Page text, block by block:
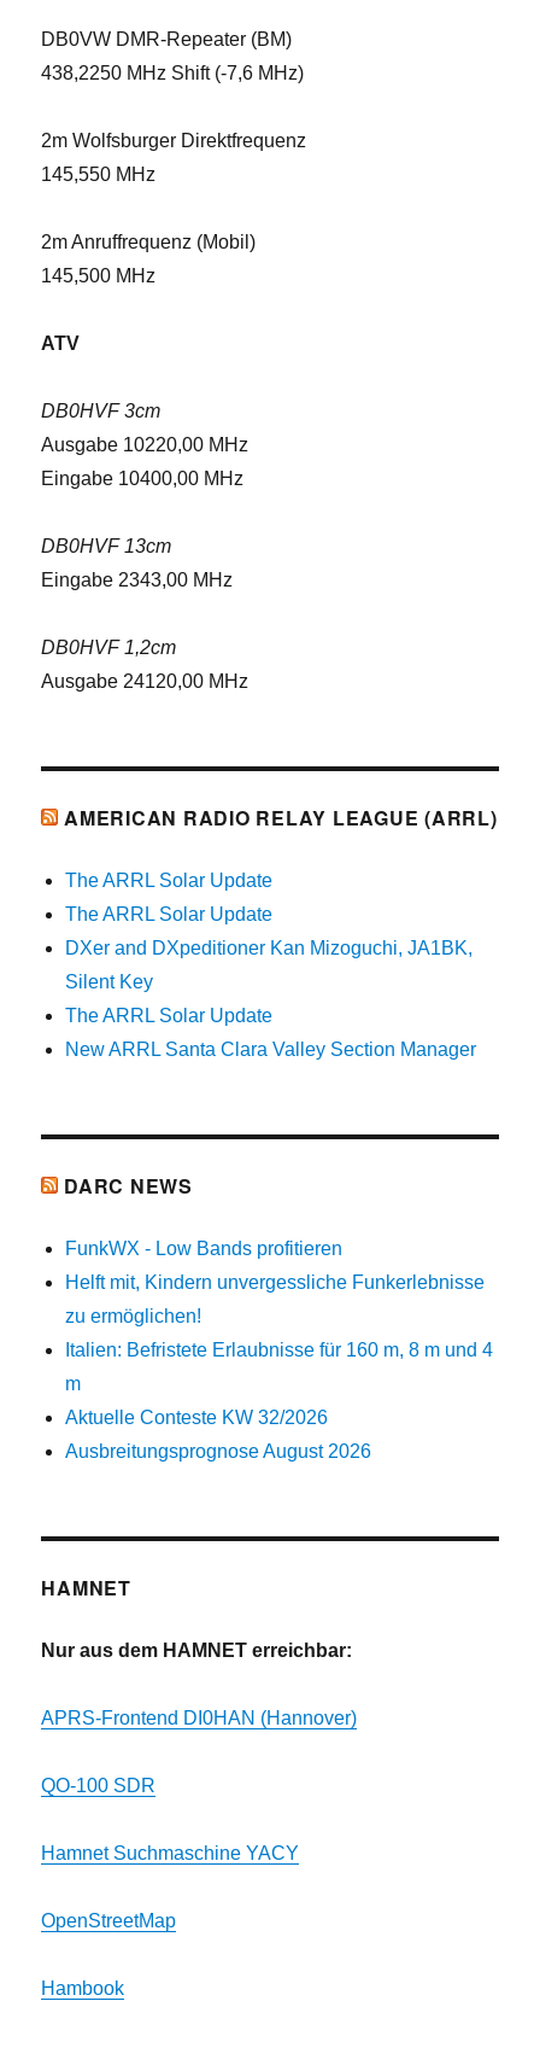
DB0VW DMR-Repeater (BM)
438,2250 MHz Shift (-7,6 MHz)
2m Wolfsburger Direktfrequenz
145,550 MHz
2m Anruffrequenz (Mobil)
145,500 MHz
ATV
DB0HVF 3cm
Ausgabe 10220,00 MHz
Eingabe 10400,00 MHz
DB0HVF 13cm
Eingabe 2343,00 MHz
DB0HVF 1,2cm
Ausgabe 24120,00 MHz
AMERICAN RADIO RELAY LEAGUE (ARRL)
The ARRL Solar Update
The ARRL Solar Update
DXer and DXpeditioner Kan Mizoguchi, JA1BK,
Silent Key
The ARRL Solar Update
New ARRL Santa Clara Valley Section Manager
DARC NEWS
FunkWX - Low Bands profitieren
Helft mit, Kindern unvergessliche Funkerlebnisse
zu ermöglichen!
Italien: Befristete Erlaubnisse für 160 m, 8 m und 4
m
Aktuelle Conteste KW 32/2026
Ausbreitungsprognose August 2026
HAMNET
Nur aus dem HAMNET erreichbar:
APRS-Frontend DI0HAN (Hannover)
QO-100 SDR
Hamnet Suchmaschine YACY
OpenStreetMap
Hambook